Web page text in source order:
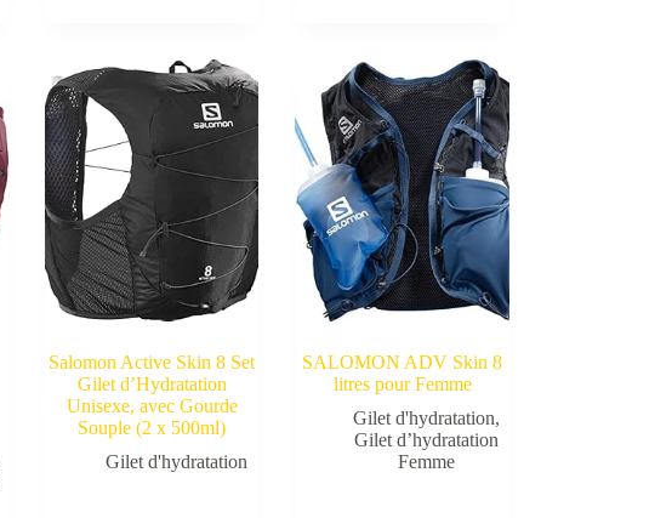
Salomon Active Skin 8 Set
Gilet d’Hydratation
Unisexe, avec Gourde
Souple (2 x 500ml)
Gilet d'hydratation
SALOMON ADV Skin 8
litres pour Femme
Gilet d'hydratation,
Gilet d’hydratation
Femme